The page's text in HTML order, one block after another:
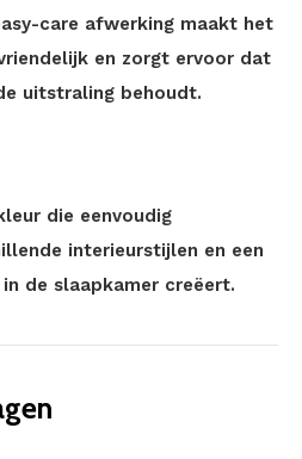
care afwerking maakt het
en zorgt ervoor dat
uitstraling behoudt.
die eenvoudig
interieurstijlen en een
de slaapkamer creëert.